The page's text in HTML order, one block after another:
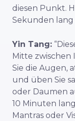
diesen Punkt.
Sekunden lang
Yin Tang:
Mitte zwischen
Sie die Augen,
und üben Sie
oder Daumen
10 Minuten
Mantras oder